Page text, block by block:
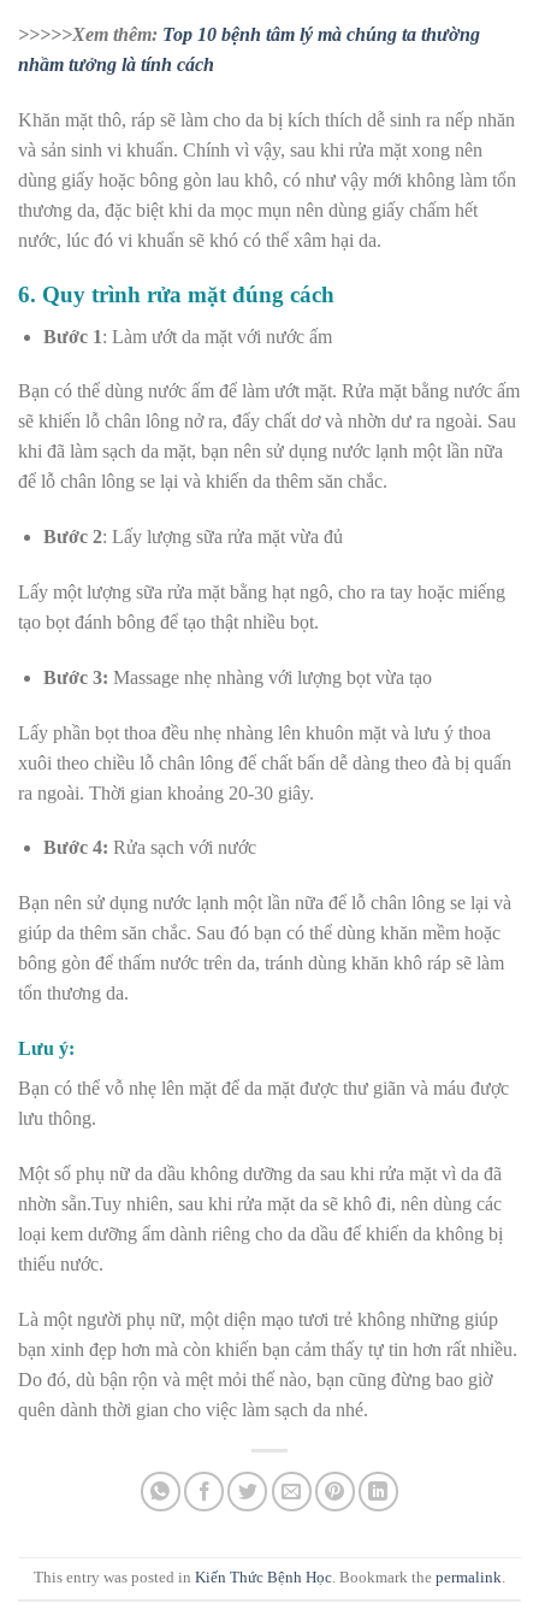
>>>>>Xem thêm: Top 10 bệnh tâm lý mà chúng ta thường
nhầm tưởng là tính cách
Khăn mặt thô, ráp sẽ làm cho da bị kích thích dễ sinh ra nếp nhăn
và sản sinh vi khuẩn. Chính vì vậy, sau khi rửa mặt xong nên
dùng giấy hoặc bông gòn lau khô, có như vậy mới không làm tổn
thương da, đặc biệt khi da mọc mụn nên dùng giấy chấm hết
nước, lúc đó vi khuẩn sẽ khó có thể xâm hại da.
6. Quy trình rửa mặt đúng cách
Bước 1: Làm ướt da mặt với nước ấm
Bạn có thể dùng nước ấm để làm ướt mặt. Rửa mặt bằng nước ấm
sẽ khiến lỗ chân lông nở ra, đẩy chất dơ và nhờn dư ra ngoài. Sau
khi đã làm sạch da mặt, bạn nên sử dụng nước lạnh một lần nữa
để lỗ chân lông se lại và khiến da thêm săn chắc.
Bước 2: Lấy lượng sữa rửa mặt vừa đủ
Lấy một lượng sữa rửa mặt bằng hạt ngô, cho ra tay hoặc miếng
tạo bọt đánh bông để tạo thật nhiều bọt.
Bước 3: Massage nhẹ nhàng với lượng bọt vừa tạo
Lấy phần bọt thoa đều nhẹ nhàng lên khuôn mặt và lưu ý thoa
xuôi theo chiều lỗ chân lông để chất bẩn dễ dàng theo đà bị quấn
ra ngoài. Thời gian khoảng 20-30 giây.
Bước 4: Rửa sạch với nước
Bạn nên sử dụng nước lạnh một lần nữa để lỗ chân lông se lại và
giúp da thêm săn chắc. Sau đó bạn có thể dùng khăn mềm hoặc
bông gòn để thấm nước trên da, tránh dùng khăn khô ráp sẽ làm
tổn thương da.
Lưu ý:
Bạn có thể vỗ nhẹ lên mặt để da mặt được thư giãn và máu được
lưu thông.
Một số phụ nữ da dầu không dưỡng da sau khi rửa mặt vì da đã
nhờn sẵn.Tuy nhiên, sau khi rửa mặt da sẽ khô đi, nên dùng các
loại kem dưỡng ẩm dành riêng cho da dầu để khiến da không bị
thiếu nước.
Là một người phụ nữ, một diện mạo tươi trẻ không những giúp
bạn xinh đẹp hơn mà còn khiến bạn cảm thấy tự tin hơn rất nhiều.
Do đó, dù bận rộn và mệt mỏi thế nào, bạn cũng đừng bao giờ
quên dành thời gian cho việc làm sạch da nhé.
This entry was posted in Kiến Thức Bệnh Học. Bookmark the permalink.